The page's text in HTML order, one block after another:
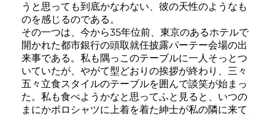
うと思っても到底かなわない、彼の天性のようなも
のを感じるのである。
その一つは、今から35年位前、東京のあるホテルで
開かれた都市銀行の頭取就任披露パーテー会場の出
来事である。私も隅っこのテーブルに一人そっとつ
いていたが、やがて型どおりの挨拶が終わり、三々
五々立食スタイルのテーブルを囲んで談笑が始まっ
た。私も食べようかなと思ってふと見ると、いつの
まにかポロシャツに上着を着た紳士が私の隣に来て